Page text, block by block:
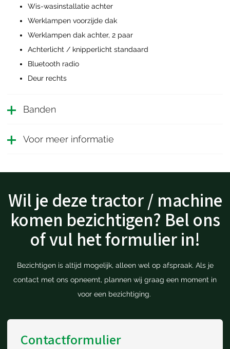
Wis-wasinstallatie achter
Werklampen voorzijde dak
Werklampen dak achter, 2 paar
Achterlicht / knipperlicht standaard
Bluetooth radio
Deur rechts
Banden
Voor meer informatie
Wil je deze tractor / machine
komen bezichtigen? Bel ons
of vul het formulier in!
Bezichtigen is altijd mogelijk, alleen wel op afspraak. Als je
contact met ons opneemt, plannen wij graag een moment in
voor een bezichtiging.
Contactformulier